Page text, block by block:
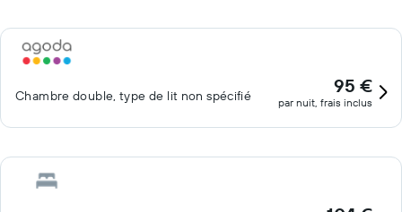
Chambre double, type de lit non spécifié 95 €
par nuit, frais inclus